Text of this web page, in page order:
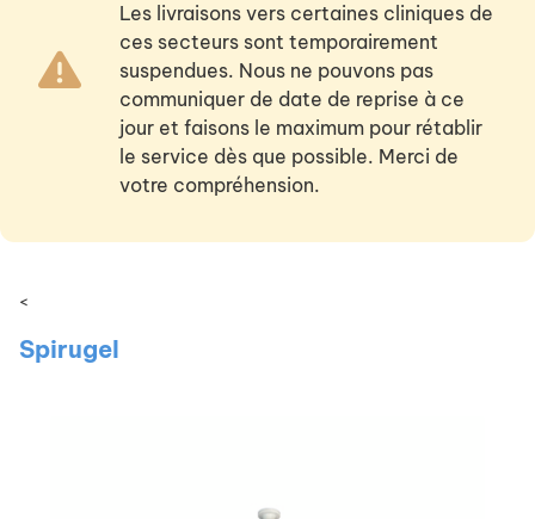
Les livraisons vers certaines cliniques de
ces secteurs sont temporairement
suspendues. Nous ne pouvons pas
communiquer de date de reprise à ce
jour et faisons le maximum pour rétablir
le service dès que possible. Merci de
votre compréhension.
<
Spirugel